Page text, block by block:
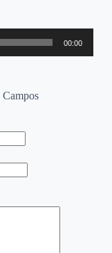
00:00
Campos